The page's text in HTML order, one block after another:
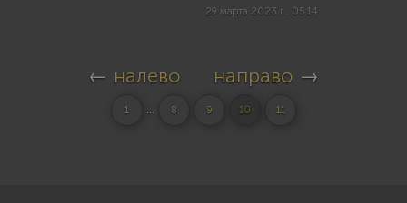
29 марта 2023 г., 05:14
← налево направо →
1 ... 8 9 10 11